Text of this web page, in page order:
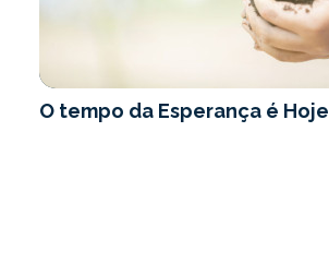
O tempo da Esperança é Hoje